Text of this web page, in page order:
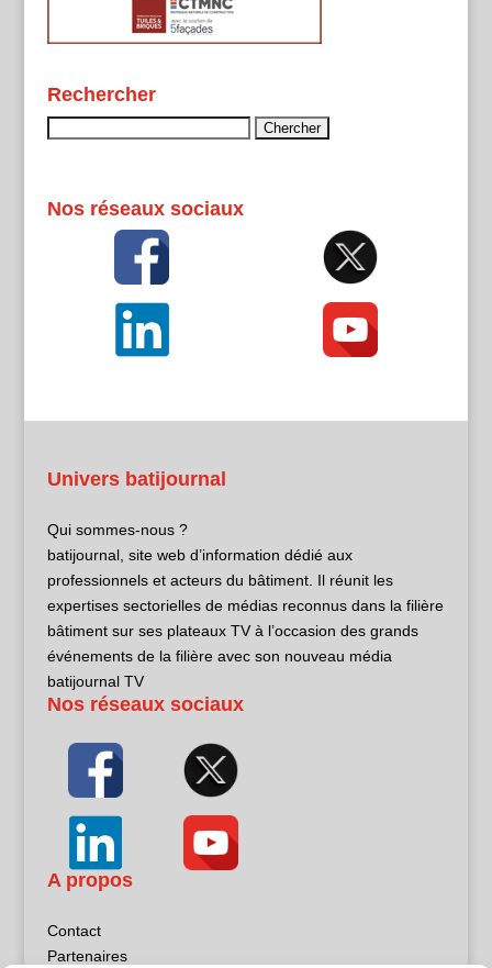
Rechercher
Nos réseaux sociaux
Univers batijournal
Qui sommes-nous ?
batijournal, site web d’information dédié aux
professionnels et acteurs du bâtiment. Il réunit les
expertises sectorielles de médias reconnus dans la filière
bâtiment sur ses plateaux TV à l’occasion des grands
événements de la filière avec son nouveau média
batijournal TV
Nos réseaux sociaux
A propos
Contact
Partenaires